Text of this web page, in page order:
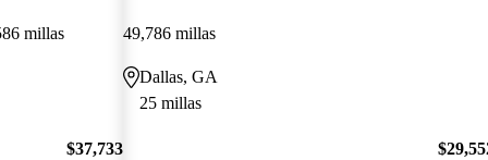
millas
$37,733
49,786 millas
Dallas, GA
25 millas